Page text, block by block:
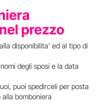
prezzo
disponibilita' ed al tipo di
degli sposi e la data
puoi spedirceli per posta
bomboniera